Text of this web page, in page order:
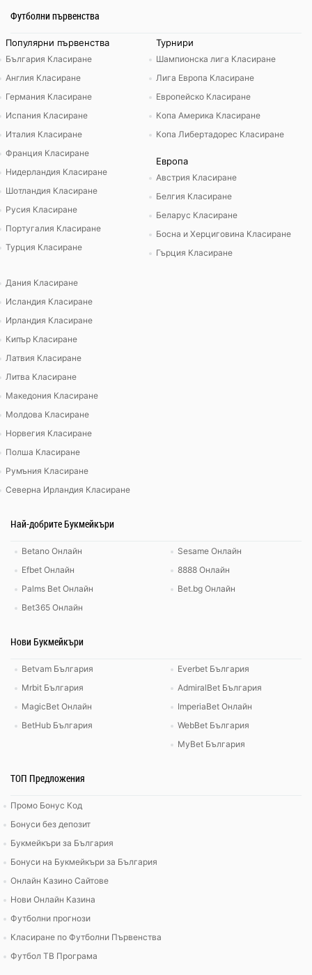
Футболни първенства
Популярни първенства
България Класиране
Англия Класиране
Германия Класиране
Испания Класиране
Италия Класиране
Франция Класиране
Нидерландия Класиране
Шотландия Класиране
Русия Класиране
Португалия Класиране
Турция Класиране
Турнири
Шампионска лига Класиране
Лига Европа Класиране
Европейско Класиране
Копа Америка Класиране
Копа Либертадорес Класиране
Европа
Австрия Класиране
Белгия Класиране
Беларус Класиране
Босна и Херциговина Класиране
Гърция Класиране
Дания Класиране
Исландия Класиране
Ирландия Класиране
Кипър Класиране
Латвия Класиране
Литва Класиране
Македония Класиране
Молдова Класиране
Норвегия Класиране
Полша Класиране
Румъния Класиране
Северна Ирландия Класиране
Най-добрите Букмейкъри
Betano Онлайн
Efbet Онлайн
Palms Bet Онлайн
Bet365 Онлайн
Sesame Онлайн
8888 Онлайн
Bet.bg Онлайн
Нови Букмейкъри
Betvam България
Mrbit България
MagicBet Онлайн
BetHub България
Everbet България
AdmiralBet България
ImperiaBet Онлайн
WebBet България
MyBet България
ТОП Предложения
Промо Бонус Код
Бонуси без депозит
Букмейкъри за България
Бонуси на Букмейкъри за България
Онлайн Казино Сайтове
Нови Онлайн Казина
Футболни прогнози
Класиране по Футболни Първенства
Футбол ТВ Програма